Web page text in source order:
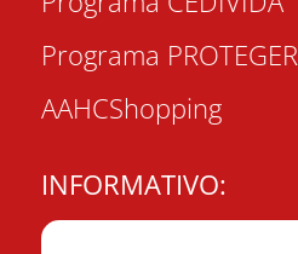
Programa PROTEGER
AAHCShopping
INFORMATIVO: